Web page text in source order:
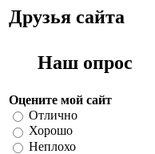
Друзья сайта
Наш опрос
Оцените мой сайт
Отлично
Хорошо
Неплохо